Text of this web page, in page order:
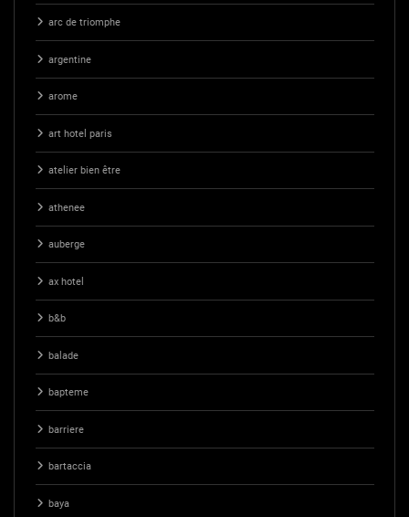
arc de triomphe
argentine
arome
art hotel paris
atelier bien être
athenee
auberge
ax hotel
b&b
balade
bapteme
barriere
bartaccia
baya